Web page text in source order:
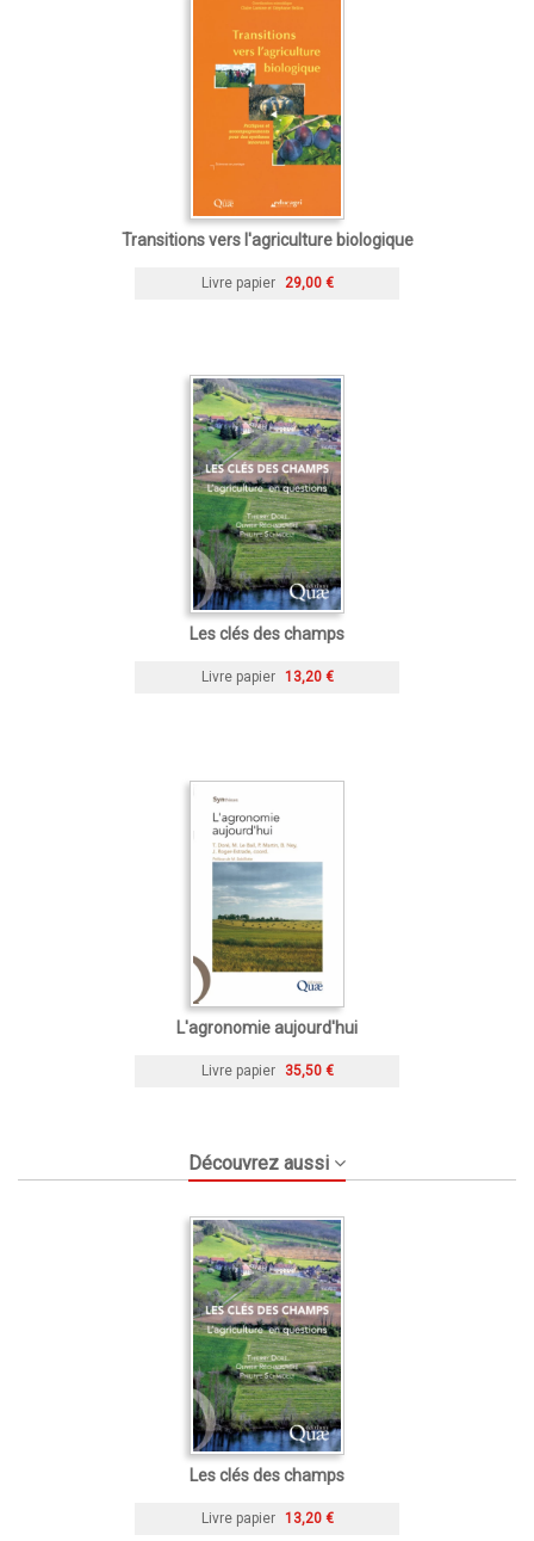
Transitions vers l'agriculture biologique
Livre papier 29,00 €
Les clés des champs
Livre papier 13,20 €
L'agronomie aujourd'hui
Livre papier 35,50 €
Découvrez aussi
Les clés des champs
Livre papier 13,20 €